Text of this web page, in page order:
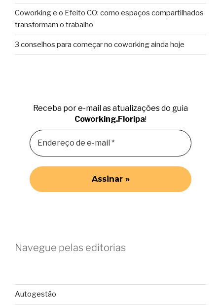
Coworking e o Efeito CO: como espaços compartilhados
transformam o trabalho
3 conselhos para começar no coworking ainda hoje
Receba por e-mail as atualizações do guia
Coworking.Floripa!
Navegue pelas editorias
Autogestão